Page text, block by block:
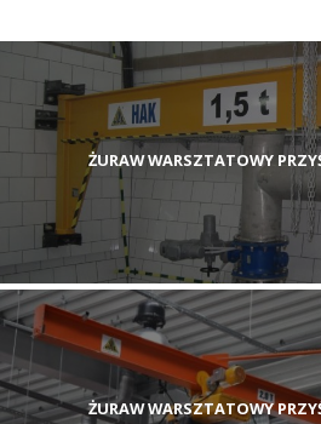
ŻURAW WARSZTATOWY
ŻURAW WARSZTATOWY